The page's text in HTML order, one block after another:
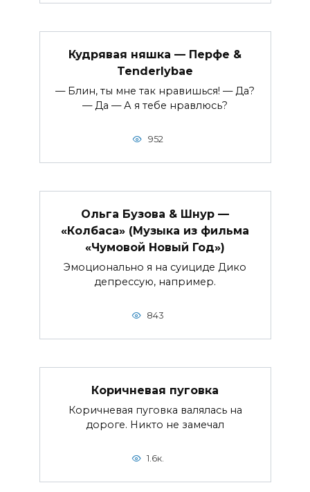
Кудрявая няшка — Перфе &
Tenderlybae
— Блин, ты мне так нравишься! — Да?
— Да — А я тебе нравлюсь?
952
Ольга Бузова & Шнур —
«Колбаса» (Музыка из фильма
«Чумовой Новый Год»)
Эмоционально я на суициде Дико
депрессую, например.
843
Коричневая пуговка
Коричневая пуговка валялась на
дороге. Никто не замечал
1.6к.